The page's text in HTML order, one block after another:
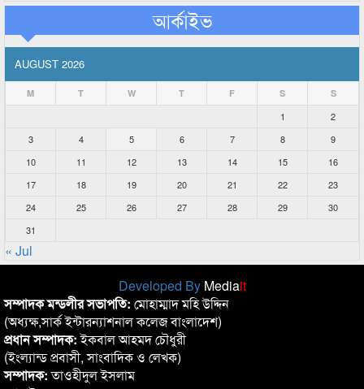
আর্কাইভ
AUGUST 2026
M T W T F S S
1
2
3
4 5 6 7 8
9
10
11 12 13 14 15
16
17
18 19 20 21 22
23
24
25 26 27 28 29
30
31
« Jul
Developed By Mediait
সম্পাদক মন্ডলীর সভাপতি: মোহাম্মাদ মহি উদ্দিন
(অধ্যক্ষ,সার্ক ইন্টারন্যাশনাল কলেজ বাংলাদেশ)
প্রধান সম্পাদক:ইকবাল আহমদ চৌধুরী
(ইংল্যান্ড প্রবাসী, সাংবাদিক ও লেখক)
সম্পাদক:তাওহীদুল ইসলাম